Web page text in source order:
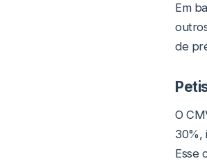
Em
de
O
30%,
Esse